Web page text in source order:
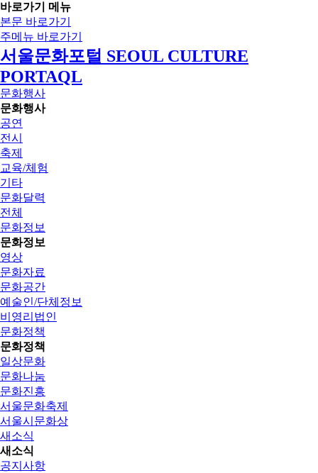
바로가기 메뉴
본문 바로가기
주메뉴 바로가기
서울문화포털 SEOUL CULTURE
PORTAQL
문화행사
문화행사
공연
전시
축제
교육/체험
기타
문화달력
전체
문화정보
문화정보
영상
문화자료
문화공간
예술인/단체정보
비영리법인
문화정책
문화정책
일상문화
문화나눔
문화진흥
서울문화축제
서울시문화상
새소식
새소식
공지사항